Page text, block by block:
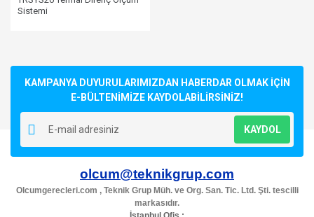
Sistemi
KAMPANYA DUYURULARIMIZDAN HABERDAR OLMAK İÇİN
E-BÜLTENİMİZE KAYDOLABİLİRSİNİZ!
KAYDOL
olcum@teknikgrup.com
Olcumgerecleri.com , Teknik Grup Müh. ve Org. San. Tic. Ltd. Şti. tescilli
markasıdır.